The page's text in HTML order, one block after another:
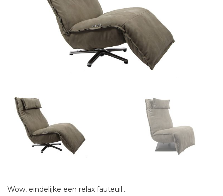
Wow, eindelijke een relax fauteuil die er leuk uitziet. Gestoffeerd met stoer vintage leer, met of zonder contrasterende stiknaad met een super zitcomfort. Elektronisch verstelbaar en bedienbaar via een mooi ingebouwd tiptoetsbedieningspaneel. De rugleun